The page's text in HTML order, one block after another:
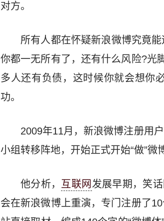
对方。
所有人都在怀疑新浪微博究竟
你都一无所有了，还有什么风险?光
多人还有负债，这时候你就会想你
功。
2009年11月，新浪微博注册用
小组转移阵地，开始正式开始“做”微
他分析， 互联网 发展早期，笑
会在新浪微博上重演，专门注册了